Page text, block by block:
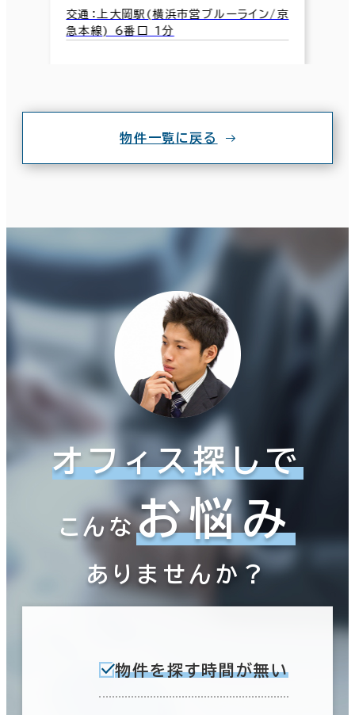
交通：上大岡駅(横浜市営ブルーライン/京
急本線) 6番口 1分
物件一覧に戻る
オフィス探しで
こんなお悩み
ありませんか？
物件を探す時間が無い